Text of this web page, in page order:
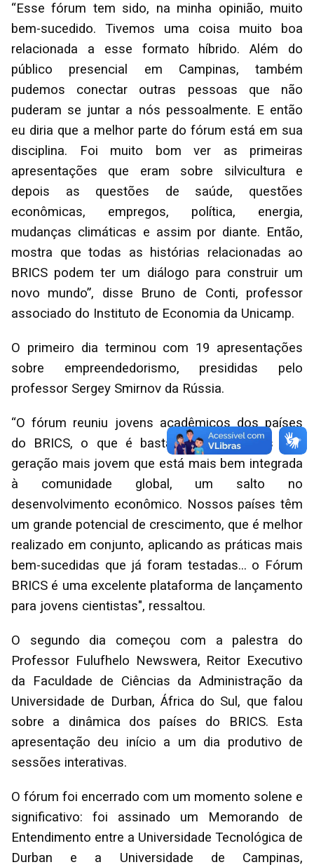
“Esse fórum tem sido, na minha opinião, muito
bem-sucedido. Tivemos uma coisa muito boa
relacionada a esse formato híbrido. Além do
público presencial em Campinas, também
pudemos conectar outras pessoas que não
puderam se juntar a nós pessoalmente. E então
eu diria que a melhor parte do fórum está em sua
disciplina. Foi muito bom ver as primeiras
apresentações que eram sobre silvicultura e
depois as questões de saúde, questões
econômicas, empregos, política, energia,
mudanças climáticas e assim por diante. Então,
mostra que todas as histórias relacionadas ao
BRICS podem ter um diálogo para construir um
novo mundo”, disse Bruno de Conti, professor
associado do Instituto de Economia da Unicamp.
O primeiro dia terminou com 19 apresentações
sobre empreendedorismo, presididas pelo
professor Sergey Smirnov da Rússia.
“O fórum reuniu jovens acadêmicos dos países
do BRICS, o que é bastante natural, pois é a
geração mais jovem que está mais bem integrada
à comunidade global, um salto no
desenvolvimento econômico. Nossos países têm
um grande potencial de crescimento, que é melhor
realizado em conjunto, aplicando as práticas mais
bem-sucedidas que já foram testadas... o Fórum
BRICS é uma excelente plataforma de lançamento
para jovens cientistas", ressaltou.
O segundo dia começou com a palestra do
Professor Fulufhelo Newswera, Reitor Executivo
da Faculdade de Ciências da Administração da
Universidade de Durban, África do Sul, que falou
sobre a dinâmica dos países do BRICS. Esta
apresentação deu início a um dia produtivo de
sessões interativas.
O fórum foi encerrado com um momento solene e
significativo: foi assinado um Memorando de
Entendimento entre a Universidade Tecnológica de
Durban e a Universidade de Campinas,